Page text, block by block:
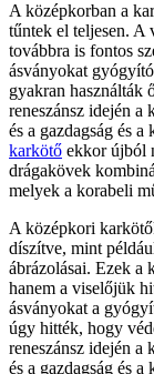
A középkorban a
tűntek el teljesen. A
továbbra is fontos
ásványokat
gyakran használták
reneszánsz idején a
és a gazdagság és
karkötő ekkor újból
drágakövek
melyek a korabeli
A középkori
díszítve, mint
ábrázolásai. Ezek a
hanem a viselőjük
ásványokat a
úgy hitték, hogy
reneszánsz idején a
és a gazdagság és